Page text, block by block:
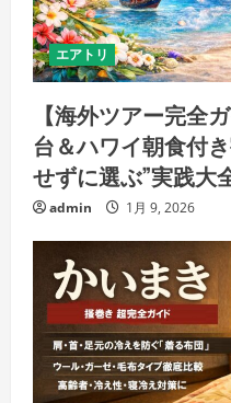
エアトリ
【海外ツアー完全
台＆ハワイ朝食付
せずに選ぶ”実践大
admin 1月 9, 2026